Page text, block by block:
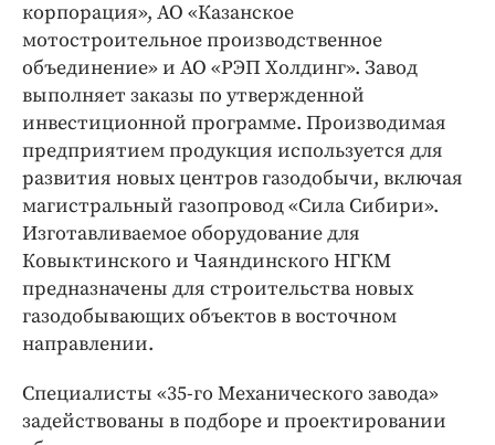
корпорация», АО «Казанское
мотостроительное производственное
объединение» и АО «РЭП Холдинг». Завод
выполняет заказы по утвержденной
инвестиционной программе. Производимая
предприятием продукция используется для
развития новых центров газодобычи, включая
магистральный газопровод «Сила Сибири».
Изготавливаемое оборудование для
Ковыктинского и Чаяндинского НГКМ
предназначены для строительства новых
газодобывающих объектов в восточном
направлении.
Специалисты «35‑го Механического завода»
задействованы в подборе и проектировании